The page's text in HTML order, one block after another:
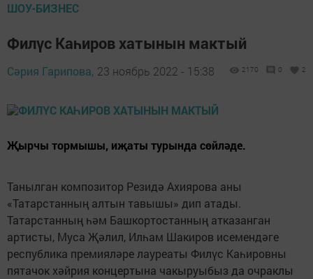
ШОУ-БИЗНЕС
Филүс Каһиров хатынын мактый
Сәрия Гарипова, 23 ноябрь 2022 - 15:38 2170 0 2
Җырчы тормышы, иҗаты турында сөйләде.
Танылган композитор Резидә Ахиярова аны
«Татарстанның алтын тавышы» дип атады.
Татарстанның һәм Башкортостанның атказанган
артисты, Муса Җәлил, Илһам Шакиров исемендәге
республика премияләре лауреаты Филүс Каһировны
пятачок хәйрия концертына чакыруыбыз да очраклы